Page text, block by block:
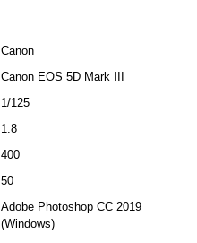
Canon
Canon EOS 5D Mark III
1/125
1.8
400
50
Adobe Photoshop CC 2019
(Windows)